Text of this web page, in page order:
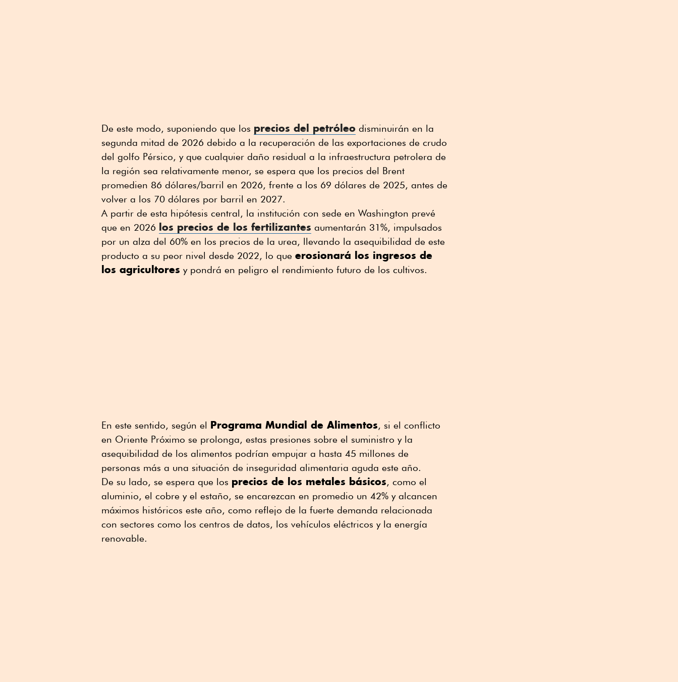
De este modo, suponiendo que los precios del petróleo disminuirán en la
segunda mitad de 2026 debido a la recuperación de las exportaciones de crudo
del golfo Pérsico, y que cualquier daño residual a la infraestructura petrolera de
la región sea relativamente menor, se espera que los precios del Brent
promedien 86 dólares/barril en 2026, frente a los 69 dólares de 2025, antes de
volver a los 70 dólares por barril en 2027.
A partir de esta hipótesis central, la institución con sede en Washington prevé
que en 2026 los precios de los fertilizantes aumentarán 31%, impulsados
por un alza del 60% en los precios de la urea, llevando la asequibilidad de este
producto a su peor nivel desde 2022, lo que erosionará los ingresos de
los agricultores y pondrá en peligro el rendimiento futuro de los cultivos.
En este sentido, según el Programa Mundial de Alimentos, si el conflicto
en Oriente Próximo se prolonga, estas presiones sobre el suministro y la
asequibilidad de los alimentos podrían empujar a hasta 45 millones de
personas más a una situación de inseguridad alimentaria aguda este año.
De su lado, se espera que los precios de los metales básicos, como el
aluminio, el cobre y el estaño, se encarezcan en promedio un 42% y alcancen
máximos históricos este año, como reflejo de la fuerte demanda relacionada
con sectores como los centros de datos, los vehículos eléctricos y la energía
renovable.